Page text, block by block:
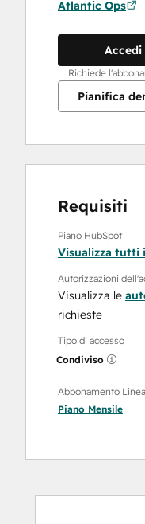
Atlantic Ops
Richiede
Pianifica
Requisiti
Piano HubSpot
Visualizza tutti
Autorizzazioni
Visualizza le
richieste
Tipo di accesso
Condiviso
Abbonamento
Piano Mensile